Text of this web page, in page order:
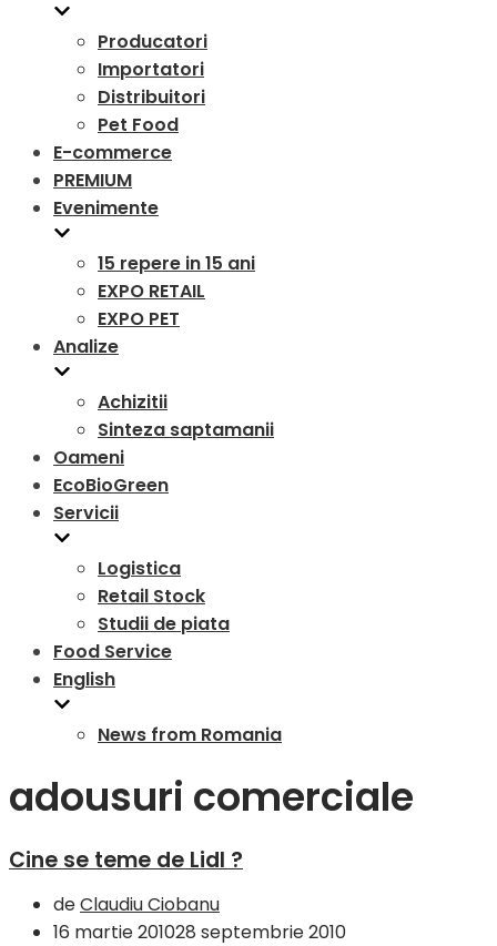
Producatori
Importatori
Distribuitori
Pet Food
E-commerce
PREMIUM
Evenimente
15 repere in 15 ani
EXPO RETAIL
EXPO PET
Analize
Achizitii
Sinteza saptamanii
Oameni
EcoBioGreen
Servicii
Logistica
Retail Stock
Studii de piata
Food Service
English
News from Romania
adousuri comerciale
Cine se teme de Lidl ?
deClaudiu Ciobanu
16 martie 201028 septembrie 2010